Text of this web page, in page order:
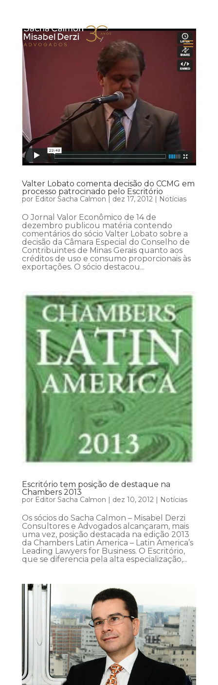
Valter Lobato comenta decisão do CCMG em
processo patrocinado pelo Escritório
por Editor Sacha Calmon dez 17, 2012| Notícias
O Jornal Valor Econômico de 14 de
dezembro publicou matéria contendo
comentários do sócio Valter Lobato sobre a
decisão da Câmara Especial do Conselho de
Contribuintes de Minas Gerais quanto aos
créditos de uso e consumo proporcionais às
exportações. O sócio destacou...
Escritório tem posição de destaque na
Chambers 2013
por Editor Sacha Calmon | dez 10, 2012| Notícias
Os sócios do Sacha Calmon – Misabel Derzi
Consultores e Advogados alcançaram, mais
uma vez, posição destacada na edição 2013
da Chambers Latin America – Latin America’s
Leading Lawyers for Business. O Escritório,
que se diferencia pela alta especialização,...